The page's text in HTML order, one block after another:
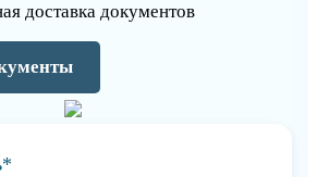
доставка документов